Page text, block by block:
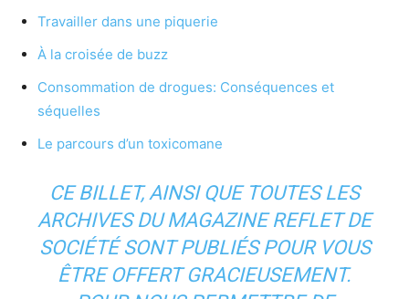
Travailler dans une piquerie
À la croisée de buzz
Consommation de drogues: Conséquences et
séquelles
Le parcours d’un toxicomane
CE BILLET, AINSI QUE TOUTES LES
ARCHIVES DU MAGAZINE REFLET DE
SOCIÉTÉ SONT PUBLIÉS POUR VOUS
ÊTRE OFFERT GRACIEUSEMENT.